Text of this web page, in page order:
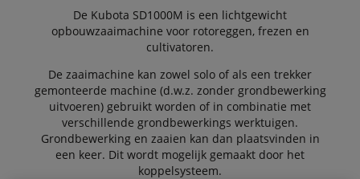
De Kubota SD1000M is een lichtgewicht
opbouwzaaimachine voor rotoreggen, frezen en
cultivatoren.
De zaaimachine kan zowel solo of als een trekker
gemonteerde machine (d.w.z. zonder grondbewerking
uitvoeren) gebruikt worden of in combinatie met
verschillende grondbewerkings werktuigen.
Grondbewerking en zaaien kan dan plaatsvinden in
een keer. Dit wordt mogelijk gemaakt door het
koppelsysteem.